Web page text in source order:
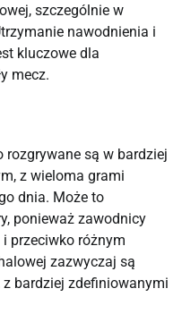
szczególnie w
nawodnienia i
kluczowe dla
mecz.
rozgrywane są w bardziej
z wieloma grami
dnia. Może to
ponieważ zawodnicy
przeciwko różnym
zazwyczaj są
bardziej zdefiniowanymi